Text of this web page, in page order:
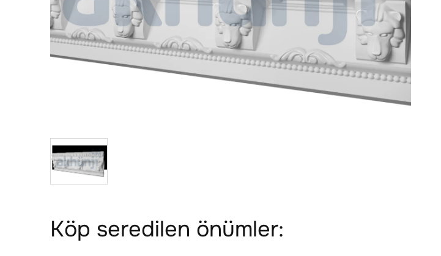
Köp seredilen önümler: